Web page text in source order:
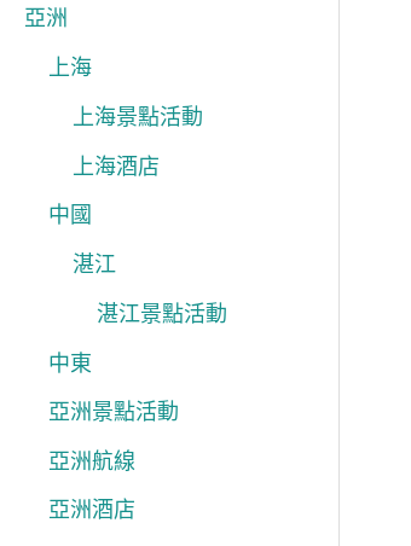
字
亞洲
上海
上海景點活動
上海酒店
中國
湛江
湛江景點活動
中東
亞洲景點活動
亞洲航線
亞洲酒店